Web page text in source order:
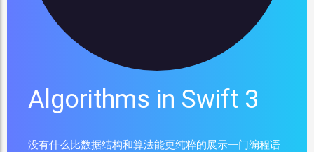
Algorithms in Swift 3
没有什么比数据结构和算法能更纯粹的展示一门编程语